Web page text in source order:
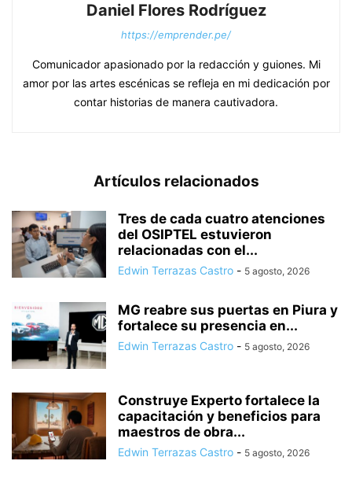
Daniel Flores Rodríguez
https://emprender.pe/
Comunicador apasionado por la redacción y guiones. Mi
amor por las artes escénicas se refleja en mi dedicación por
contar historias de manera cautivadora.
Artículos relacionados
Tres de cada cuatro atenciones
del OSIPTEL estuvieron
relacionadas con el...
Edwin Terrazas Castro - 5 agosto, 2026
MG reabre sus puertas en Piura y
fortalece su presencia en...
Edwin Terrazas Castro - 5 agosto, 2026
Construye Experto fortalece la
capacitación y beneficios para
maestros de obra...
Edwin Terrazas Castro - 5 agosto, 2026